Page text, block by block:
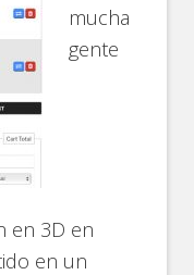
mucha
gente
en 3D en
en un